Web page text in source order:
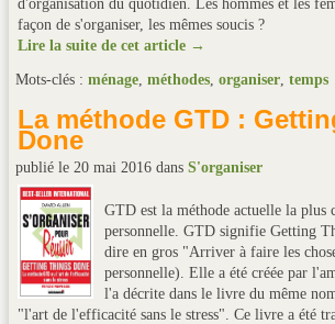
d'organisation du quotidien. Les hommes et les
façon de s'organiser, les mêmes soucis ?
Lire la suite de cet article →
Mots-clés : ménage, méthodes, organiser, temps
La méthode GTD :
Done
publié le 20 mai 2016 dans S'organiser
GTD est la méthode actuelle la plus
personnelle. GTD signifie Getting
dire en gros "Arriver à faire les
personnelle). Elle a été créée par
l'a décrite dans le livre du même
"l'art de l'efficacité sans le stress". Ce livre a été